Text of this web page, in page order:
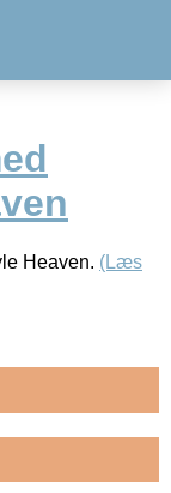
Heaven. (Læs